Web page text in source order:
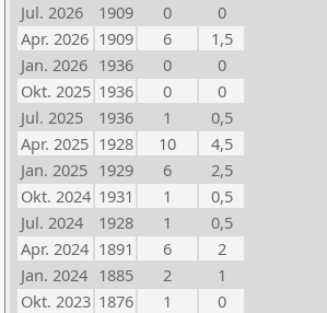
Jul. 2026
1909 0
0
Apr. 2026 1909 6
1,5
Jan. 2026 1936 0
0
Okt. 2025 1936 0
0
Jul. 2025
1936 1
0,5
Apr. 2025 1928 10
4,5
Jan. 2025 1929 6
2,5
Okt. 2024 1931 1
0,5
Jul. 2024
1928 1
0,5
Apr. 2024 1891 6
2
Jan. 2024 1885 2
1
Okt. 2023 1876 1
0